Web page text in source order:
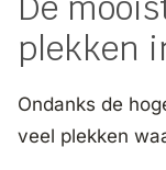
plekken
Ondanks de
veel plekken